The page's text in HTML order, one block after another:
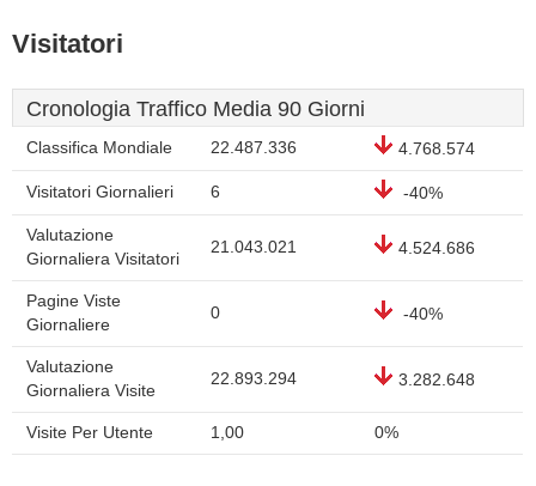
Visitatori
Cronologia Traffico Media 90 Giorni
Classifica Mondiale 22.487.336 4.768.574
Visitatori Giornalieri 6 -40%
Valutazione
Giornaliera Visitatori
21.043.021 4.524.686
Pagine Viste
Giornaliere
0 -40%
Valutazione
Giornaliera Visite
22.893.294 3.282.648
Visite Per Utente 1,00 0%